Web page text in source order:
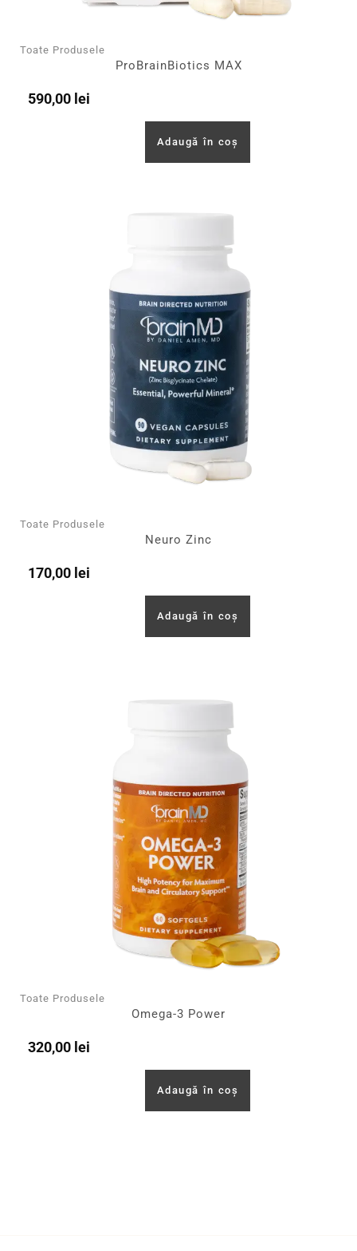
Toate Produsele
ProBrainBiotics MAX
590,00 lei
Adaugă în coș
Toate Produsele
Neuro Zinc
170,00 lei
Adaugă în coș
Toate Produsele
Omega-3 Power
320,00 lei
Adaugă în coș